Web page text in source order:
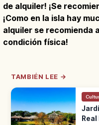
de alquiler! ¡Se
¡Como en la isla hay
alquiler se recomienda
condición física!
TAMBIÉN LEE →